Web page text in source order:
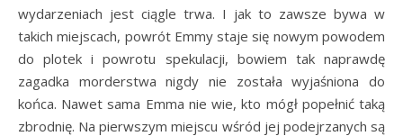
wydarzeniach jest ciągle trwa. I jak to zawsze bywa w
takich miejscach, powrót Emmy staje się nowym powodem
do plotek i powrotu spekulacji, bowiem tak naprawdę
zagadka morderstwa nigdy nie została wyjaśniona do
końca. Nawet sama Emma nie wie, kto mógł popełnić taką
zbrodnię. Na pierwszym miejscu wśród jej podejrzanych są